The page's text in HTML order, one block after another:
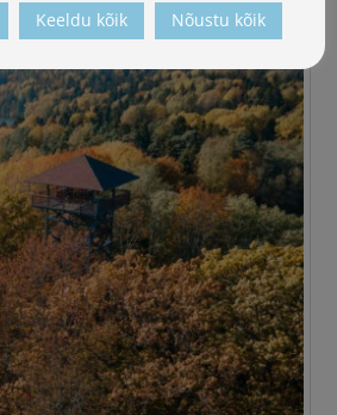
Keeldu kõik Nõustu kõik